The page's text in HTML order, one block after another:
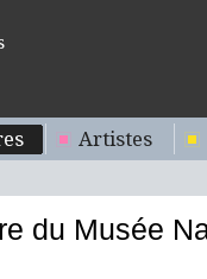
Artistes
du Musée